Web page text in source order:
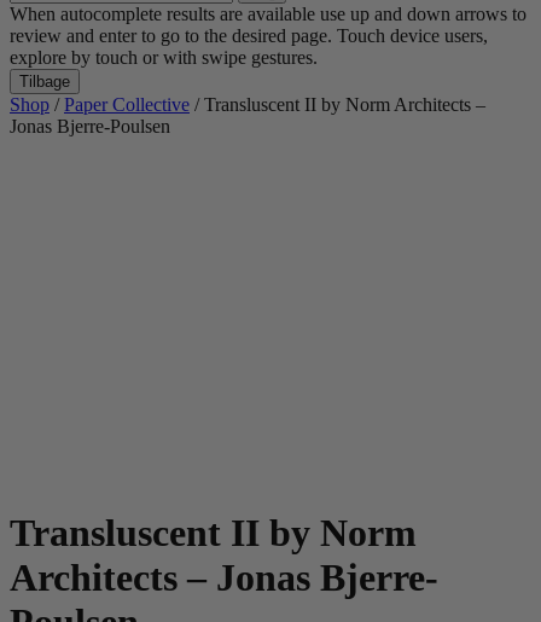
efter:
When autocomplete results are available use up and down arrows to
review and enter to go to the desired page. Touch device users,
explore by touch or with swipe gestures.
Tilbage
Shop /Paper Collective / Transluscent II by Norm Architects –
Jonas Bjerre-Poulsen
Transluscent II by Norm
Architects – Jonas Bjerre-